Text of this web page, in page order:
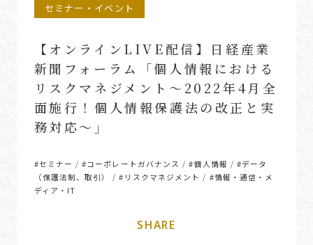
セミナー・イベント
【オンラインLIVE配信】日経産業
新聞フォーラム「個人情報における
リスクマネジメント～2022年4月全
面施行！個人情報保護法の改正と実
務対応～」
#セミナー /#コーポレートガバナンス /#個人情報 /#データ
（保護法制、取引）
/#リスクマネジメント / #情報・通信・メ
ディア・IT
SHARE